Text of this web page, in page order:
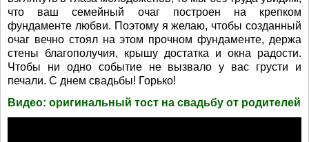
что ваш семейный очаг построен на крепком
фундаменте любви. Поэтому я желаю, чтобы созданный
очаг вечно стоял на этом прочном фундаменте, держа
стены благополучия, крышу достатка и окна радости.
Чтобы ни одно событие не вызвало у вас грусти и
печали. С днем свадьбы! Горько!
Видео: оригинальный тост на свадьбу от родителей